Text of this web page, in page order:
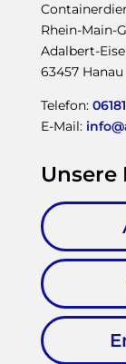
Rhein-Main-
Adalbert-
63457 Hanau
Telefon:
E-Mail:
Unsere